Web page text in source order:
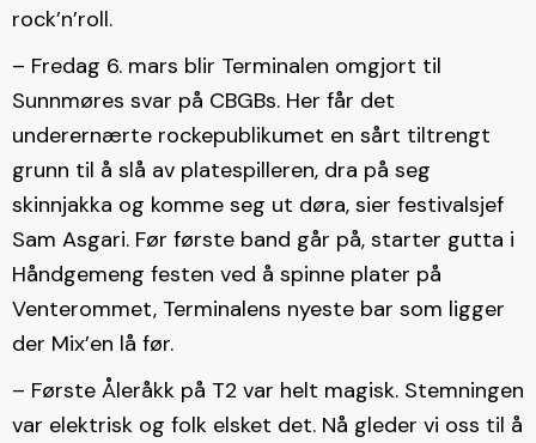
rock’n’roll.
– Fredag 6. mars blir Terminalen omgjort til
Sunnmøres svar på CBGBs. Her får det
underernærte rockepublikumet en sårt tiltrengt
grunn til å slå av platespilleren, dra på seg
skinnjakka og komme seg ut døra, sier festivalsjef
Sam Asgari. Før første band går på, starter gutta i
Håndgemeng festen ved å spinne plater på
Venterommet, Terminalens nyeste bar som ligger
der Mix’en lå før.
– Første Åleråkk på T2 var helt magisk. Stemningen
var elektrisk og folk elsket det. Nå gleder vi oss til å